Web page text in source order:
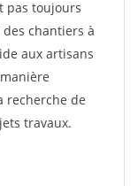
pas toujours
chantiers à
aux artisans
recherche de
travaux.